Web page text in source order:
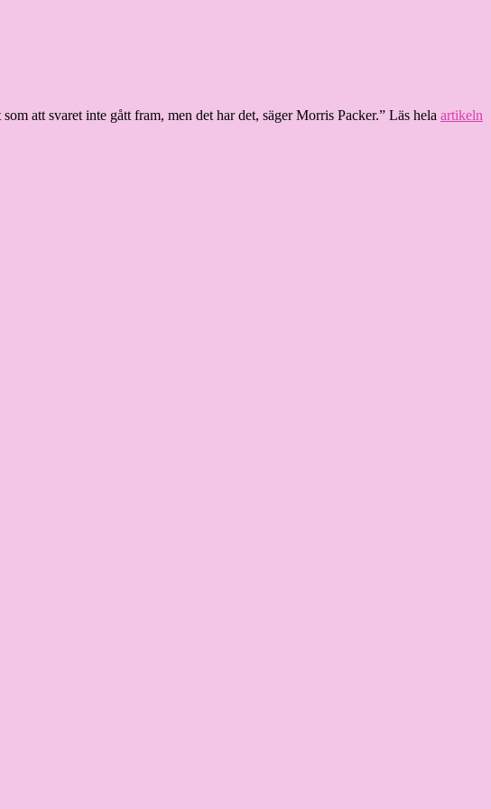
att svaret inte gått fram, men det har det, säger Morris Packer.” Läs hela artikeln